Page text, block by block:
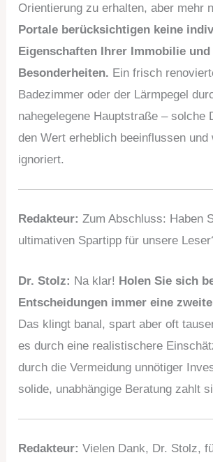
Orientierung zu erhalten, aber mehr
Portale berücksichtigen keine
Eigenschaften Ihrer Immobilie
Besonderheiten. Ein frisch
Badezimmer oder der Lärmpegel
nahegelegene Hauptstraße – solche
den Wert erheblich beeinflussen und
ignoriert.
Redakteur: Zum Abschluss: Haben
ultimativen Spartipp für unsere
Dr. Stolz: Na klar! Holen Sie sich
Entscheidungen immer eine
Das klingt banal, spart aber oft
es durch eine realistischere
durch die Vermeidung unnötiger
solide, unabhängige Beratung zahlt
Redakteur: Vielen Dank, Dr. Stolz,